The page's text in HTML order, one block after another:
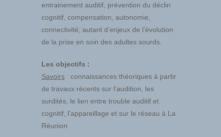
entrainement auditif, prévention du déclin
cognitif, compensation, autonomie,
connectivité; autant d’enjeux de l’évolution
de la prise en soin des adultes sourds.
Les objectifs :
Savoirs : connaissances théoriques à partir
de travaux récents sur l’audition, les
surdités, le lien entre trouble auditif et
cognitif, l’appareillage et sur le réseau à La
Réunion